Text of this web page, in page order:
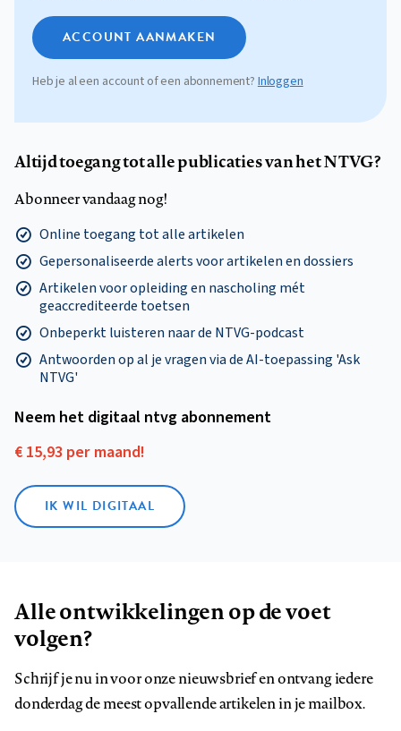
ACCOUNT AANMAKEN
Heb je al een account of een abonnement? Inloggen
Altijd toegang tot alle publicaties van het NTVG?
Abonneer vandaag nog!
Online toegang tot alle artikelen
Gepersonaliseerde alerts voor artikelen en dossiers
Artikelen voor opleiding en nascholing mét
geaccrediteerde toetsen
Onbeperkt luisteren naar de NTVG-podcast
Antwoorden op al je vragen via de AI-toepassing 'Ask
NTVG'
Neem het digitaal ntvg abonnement
€ 15,93 per maand!
IK WIL DIGITAAL
Alle ontwikkelingen op de voet
volgen?
Schrijf je nu in voor onze nieuwsbrief en ontvang iedere
donderdag de meest opvallende artikelen in je mailbox.